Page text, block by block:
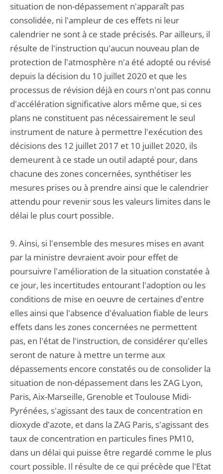
situation de non-dépassement n'apparaît pas
consolidée, ni l'ampleur de ces effets ni leur
calendrier ne sont à ce stade précisés. Par ailleurs, il
résulte de l'instruction qu'aucun nouveau plan de
protection de l'atmosphère n'a été adopté ou révisé
depuis la décision du 10 juillet 2020 et que les
processus de révision déjà en cours n'ont pas connu
d'accélération significative alors même que, si ces
plans ne constituent pas nécessairement le seul
instrument de nature à permettre l'exécution des
décisions des 12 juillet 2017 et 10 juillet 2020, ils
demeurent à ce stade un outil adapté pour, dans
chacune des zones concernées, synthétiser les
mesures prises ou à prendre ainsi que le calendrier
attendu pour revenir sous les valeurs limites dans le
délai le plus court possible.
9. Ainsi, si l'ensemble des mesures mises en avant
par la ministre devraient avoir pour effet de
poursuivre l'amélioration de la situation constatée à
ce jour, les incertitudes entourant l'adoption ou les
conditions de mise en oeuvre de certaines d'entre
elles ainsi que l'absence d'évaluation fiable de leurs
effets dans les zones concernées ne permettent
pas, en l'état de l'instruction, de considérer qu'elles
seront de nature à mettre un terme aux
dépassements encore constatés ou de consolider la
situation de non-dépassement dans les ZAG Lyon,
Paris, Aix-Marseille, Grenoble et Toulouse Midi-
Pyrénées, s'agissant des taux de concentration en
dioxyde d'azote, et dans la ZAG Paris, s'agissant des
taux de concentration en particules fines PM10,
dans un délai qui puisse être regardé comme le plus
court possible. Il résulte de ce qui précède que l'Etat